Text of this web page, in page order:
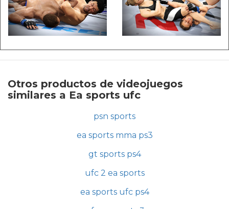
Otros productos de videojuegos
similares a Ea sports ufc
psn sports
ea sports mma ps3
gt sports ps4
ufc 2 ea sports
ea sports ufc ps4